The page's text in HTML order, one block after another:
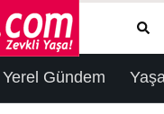
Yerel Gündem